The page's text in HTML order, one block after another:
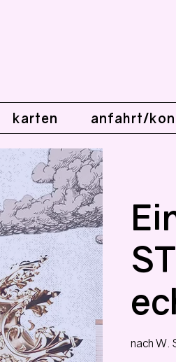
karten anfahrt/
nach W.